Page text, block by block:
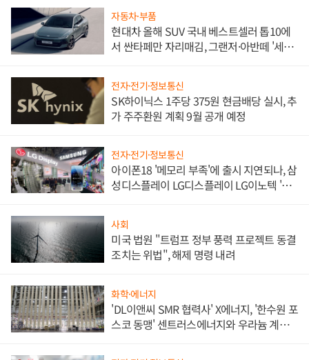
자동차·부품
현대차 올해 SUV 국내 베스트셀러 톱10에
서 싼타페만 자리매김, 그랜저·아반떼 '세단
전자·전기·정보통신
SK하이닉스 1주당 375원 현금배당 실시, 추
가 주주환원 계획 9월 공개 예정
전자·전기·정보통신
아이폰18 '메모리 부족'에 출시 지연되나, 삼
성디스플레이 LG디스플레이 LG이노텍 '탈
사회
미국 법원 "트럼프 정부 풍력 프로젝트 동결
조치는 위법", 해제 명령 내려
화학·에너지
'DL이앤씨 SMR 협력사' X에너지, '한수원 포
스코 동맹' 센트러스에너지와 우라늄 계약